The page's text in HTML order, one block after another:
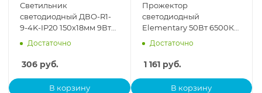
Светильник
светодиодный ДВО-R1-
9-4K-IP20 150х18мм 9Вт
630лм 4000К IP20
TOKOV ELECTRIC TOK-
R1-9-4K-
Достаточно
306 руб.
В корзину
Прожектор
светодиодный
Elementary 50Вт 6500К
4500лм IP65 200-240В
PROMO черн. Gauss
613100350P
Достаточно
1 161руб.
В корзину